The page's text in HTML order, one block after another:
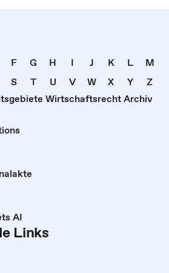
F G H I J K L
M
S T U V W X Y
Z
Wirtschaftsrecht Archiv
AI
Links